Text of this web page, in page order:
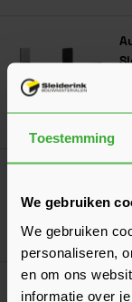
Toestemming
We gebruiken
We gebruiken
personaliseren,
en om ons
informatie over